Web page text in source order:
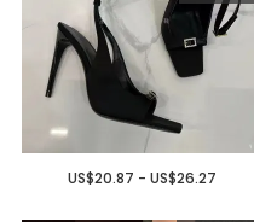
US$20.87 - US$26.27